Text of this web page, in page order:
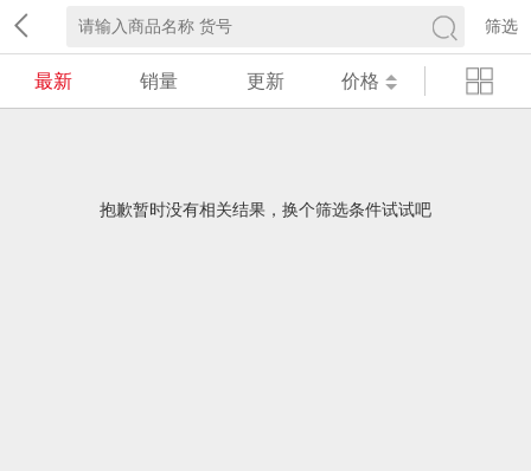
筛选
最新 销量 更新 价格
抱歉暂时没有相关结果，换个筛选条件试试吧